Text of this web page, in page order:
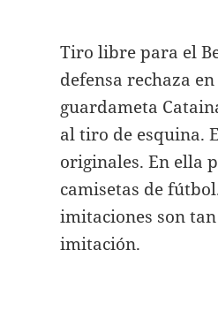
Tiro libre para el
defensa rechaza
guardameta
al tiro de esquina.
originales. En ella
camisetas de
imitaciones son
imitación.